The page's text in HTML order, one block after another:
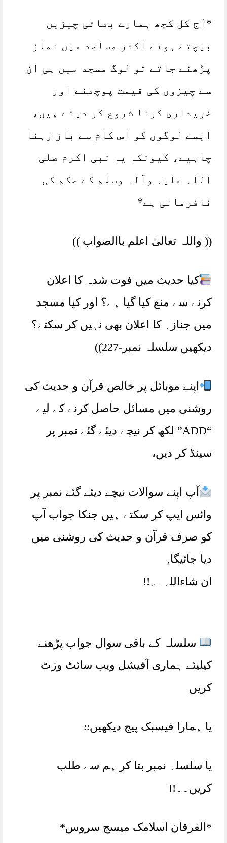
*آج کل کچھ ہمارے بھائی چیزیں
بیچتے ہوئے اکثر مساجد میں نماز
پڑھنے جاتے تو لوگ مسجد میں ہی ان
سے چیزوں کی قیمت پوچھنے اور
خریداری کرنا شروع کر دیتے ہیں،
ایسے لوگوں کو اس کام سے باز رہنا
چاہیے، کیونکہ یہ نبی اکرم صلی
اللہ علیہ وآلہ وسلم کے حکم کی
نافرمانی ہے*
(( واللہ تعالیٰ اعلم باالصواب ))
کیا حدیث میں فوت شدہ کا اعلان
کرنے سے منع کیا گیا ہے؟ اور کیا مسجد
میں جنازہ کا اعلان بھی نہیں کر سکتے؟
دیکھیں سلسلہ نمبر-227))
اپنے موبائل پر خالص قرآن و حدیث کی
روشنی میں مسائل حاصل کرنے کے لیے
“ADD” لکھ کر نیچے دیئے گئے نمبر پر
سینڈ کر دیں،
آپ اپنے سوالات نیچے دیئے گئے نمبر پر
واٹس ایپ کر سکتے ہیں جنکا جواب آپ
کو صرف قرآن و حدیث کی روشنی میں
دیا جائیگا,
ان شاءاللہ۔۔!!
سلسلہ کے باقی سوال جواب پڑھنے
کیلیئے ہماری آفیشل ویب سائٹ وزٹ
کریں
یا ہمارا فیسبک پیج دیکھیں::
یا سلسلہ نمبر بتا کر ہم سے طلب
کریں۔۔!!
*الفرقان اسلامک میسج سروس*